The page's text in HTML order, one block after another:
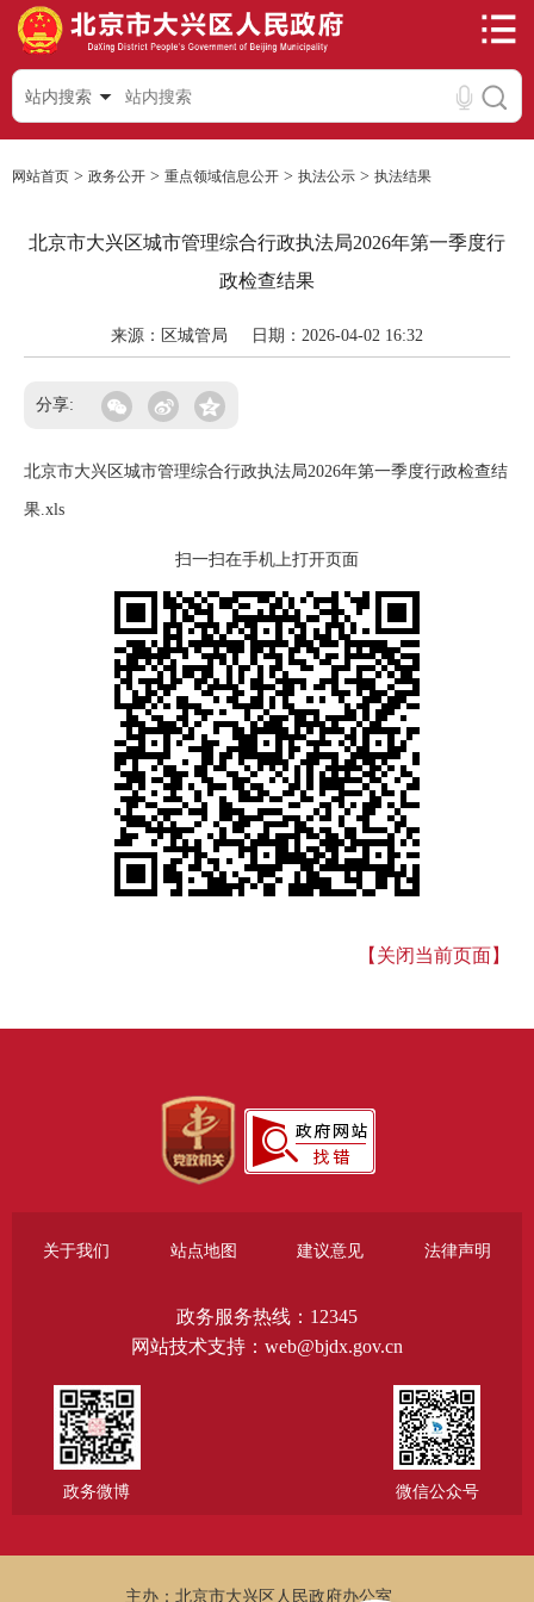
站内搜索
网站首页 > 政务公开 > 重点领域信息公开 > 执法公示 > 执法结果
北京市大兴区城市管理综合行政执法局2026年第一季度行
政检查结果
来源：区城管局 日期：2026-04-02 16:32
分享:
北京市大兴区城市管理综合行政执法局2026年第一季度行政检查结
果.xls
扫一扫在手机上打开页面
【关闭当前页面】
关于我们 站点地图 建议意见 法律声明
政务服务热线：12345
网站技术支持：web@bjdx.gov.cn
政务微博 微信公众号
主办：北京市大兴区人民政府办公室